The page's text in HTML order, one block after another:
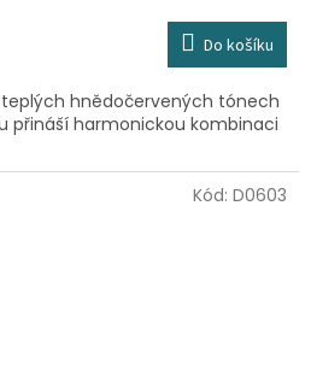
Do košíku
teplých hnědočervených tónech
přináší harmonickou kombinaci
Kód: D0603